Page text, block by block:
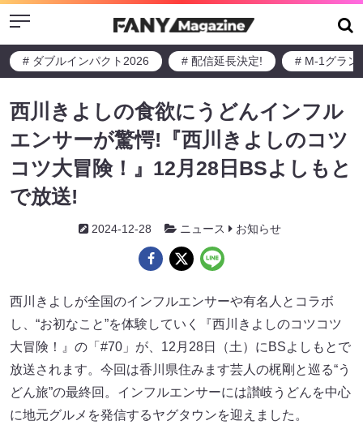
Menu
# ダブルインパクト2026 # 配信延長決定! # M-1グラン
西川きよしの食欲にうどんインフル
エンサーが驚愕!『西川きよしのコツ
コツ大冒険！』12月28日BSよしもと
で放送!
2024-12-28 ニュース お知らせ
西川きよしが全国のインフルエンサーや有名人とコラボ
し、“お初なこと”を体験していく『西川きよしのコツコツ
大冒険！』の「#70」が、12月28日（土）にBSよしもとで
放送されます。今回は香川県住みます芸人の梶剛と巡る“う
どん旅”の最終回。インフルエンサーには讃岐うどんを中心
に地元グルメを発信するヤグタウンを迎えました。